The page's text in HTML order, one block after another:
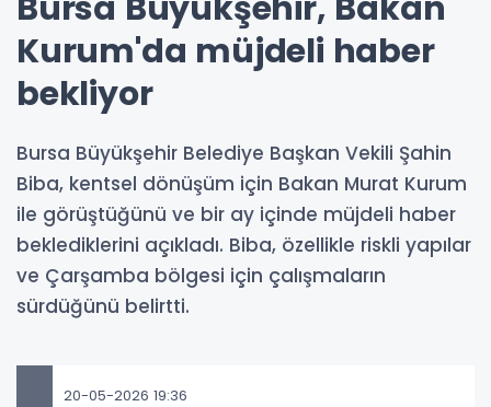
Kurum'da müjdeli haber
bekliyor
Bursa Büyükşehir Belediye Başkan Vekili Şahin
Biba, kentsel dönüşüm için Bakan Murat Kurum
ile görüştüğünü ve bir ay içinde müjdeli haber
beklediklerini açıkladı. Biba, özellikle riskli yapılar
ve Çarşamba bölgesi için çalışmaların
sürdüğünü belirtti.
20-05-2026 19:36